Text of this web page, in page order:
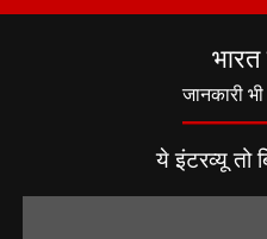
भारत
जानकारी
ये इंटरव्यू तो